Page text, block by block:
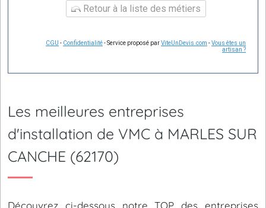
Retour à la liste des métiers
CGU - Confidentialité- Service proposé parViteUnDevis.com -Vous êtes un
artisan ?
Les meilleures entreprises
d'installation de VMC à MARLES SUR
CANCHE (62170)
Découvrez ci-dessous notre TOP des entreprises